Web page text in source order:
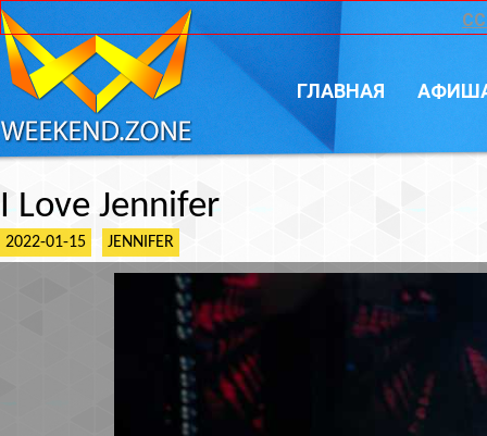
ГЛАВНАЯ
I Love Jennifer
2022-01-15 JENNIFER